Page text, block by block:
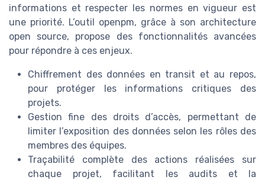
informations et respecter les normes en vigueur est
une priorité. L’outil openpm, grâce à son architecture
open source, propose des fonctionnalités avancées
pour répondre à ces enjeux.
Chiffrement des données en transit et au repos,
pour protéger les informations critiques des
projets.
Gestion fine des droits d’accès, permettant de
limiter l’exposition des données selon les rôles des
membres des équipes.
Traçabilité complète des actions réalisées sur
chaque projet, facilitant les audits et la